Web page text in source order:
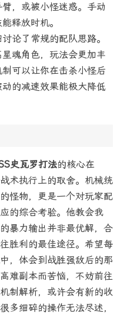
，或被小怪迷惑。手动
释放时机。
论了常规的配队思路。
魂角色，玩法会更加丰
可以让你在击杀小怪后
的减速效果能极大降低
史瓦罗打法的核心在
术执行上的取舍。机械统
怪物，更是一个对玩家配
的综合考验。他教会我
暴力输出并非最优解，合
胜利的最佳途径。希望每
，体会到战胜强敌后的那
难副本而苦恼，不妨前往
制解析，或许会有新的收
多细碎的操作无法尽述，